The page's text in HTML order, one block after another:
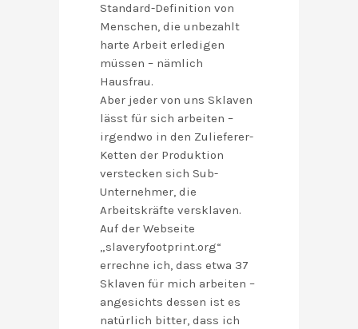
Standard-Definition von
Menschen, die unbezahlt
harte Arbeit erledigen
müssen – nämlich
Hausfrau.
Aber jeder von uns Sklaven
lässt für sich arbeiten –
irgendwo in den Zulieferer-
Ketten der Produktion
verstecken sich Sub-
Unternehmer, die
Arbeitskräfte versklaven.
Auf der Webseite
„slaveryfootprint.org“
errechne ich, dass etwa 37
Sklaven für mich arbeiten –
angesichts dessen ist es
natürlich bitter, dass ich